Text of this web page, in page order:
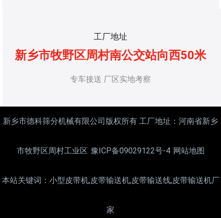
工厂地址
新乡市牧野区周村南公交站向西50米
专车接送 厂区实地考察
新乡市德科筛分机械有限公司版权所有 工厂地址：河南省新乡
市牧野区周村工业区 豫ICP备09029122号-4 网站地图
本站关键词：小型皮带机,皮带输送机,皮带输送线,皮带输送机厂
家